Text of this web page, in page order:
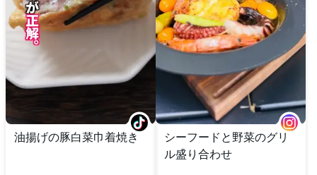
油揚げの豚白菜巾着焼き
シーフードと野菜のグリ
ル盛り合わせ